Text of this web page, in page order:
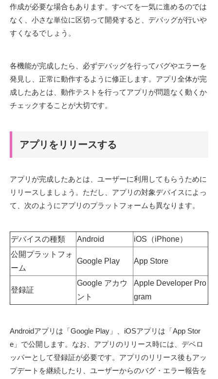
作成が必要な場合もあります。すべてを一気に進めるのでは
なく、小さな単位に区切って開発すると、デバッグが行いや
すくなるでしょう。
各機能が完成したら、必ずデバッグを行ってバグやエラーを
発見し、正常に動作するように修正します。アプリ全体が完
成したあとは、動作テストを行ってアプリが問題なく動くか
チェックすることが大切です。
アプリをリリースする
アプリが完成したあとは、ユーザーに利用してもらうために
リリースしましょう。ただし、アプリの対象デバイスによっ
て、次のようにアプリのプラットフォームも異なります。
デバイスの種類 Android iOS （iPhone）
公開プラットフォ
ーム
Google Play App Store
登録証
Google アカウ
ント
Apple Developer Pro
gram
Androidアプリは「Google Play」、iOSアプリは「App Stor
e」で公開します。なお、アプリのリリース時には、デベロ
ッパーとして登録証が必要です。アプリのリリース後もアッ
プデートを継続したり、ユーザーからのバグ・エラー報告を